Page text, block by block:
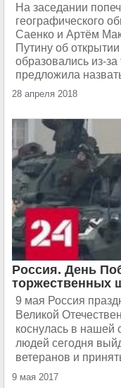
На заседании
географического
Саенко и Артём
Путину об
образовались из-
предложила
28 апреля 2018
Россия. День
торжественных
9 мая Россия
Великой
коснулась в нашей
людей сегодня
ветеранов и
9 мая 2017